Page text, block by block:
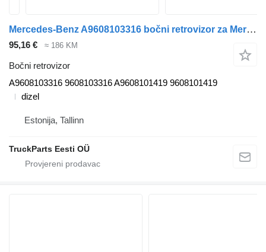
Mercedes-Benz A9608103316 bočni retrovizor za Mercedes-Benz Actros MP4 Antos Arocs (2012-) tegljača
95,16 € ≈ 186 KM
Bočni retrovizor
A9608103316 9608103316 A9608101419 9608101419
dizel
Estonija, Tallinn
TruckParts Eesti OÜ